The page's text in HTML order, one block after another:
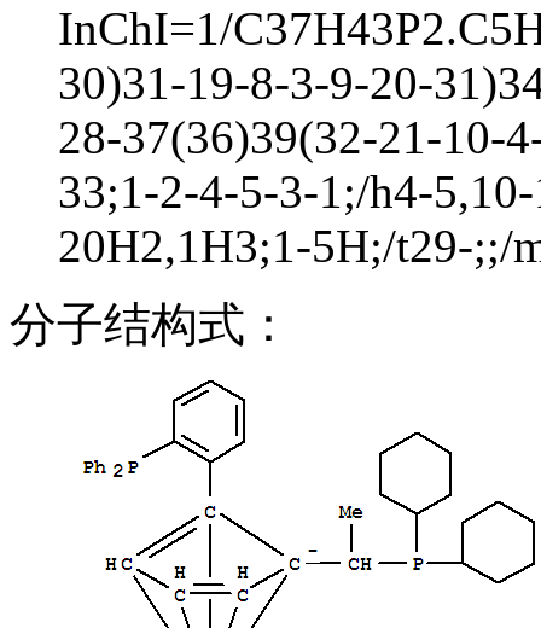
InChI=1/
30)31-19-8-3-9-20-
28-37(36)39(32-21-10-
33;1-2-4-5-3-1;/h4-
20H2,1H3;1-5H;/t29-;;/
分子结构式：